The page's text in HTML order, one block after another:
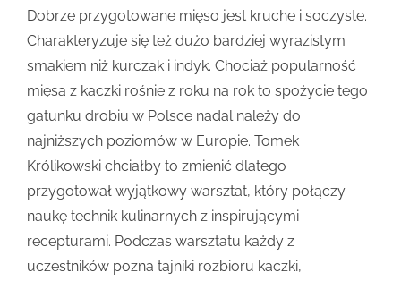
Dobrze przygotowane mięso jest kruche i soczyste.
Charakteryzuje się też dużo bardziej wyrazistym
smakiem niż kurczak i indyk. Chociaż popularność
mięsa z kaczki rośnie z roku na rok to spożycie tego
gatunku drobiu w Polsce nadal należy do
najniższych poziomów w Europie. Tomek
Królikowski chciałby to zmienić dlatego
przygotował wyjątkowy warsztat, który połączy
naukę technik kulinarnych z inspirującymi
recepturami. Podczas warsztatu każdy z
uczestników pozna tajniki rozbioru kaczki,